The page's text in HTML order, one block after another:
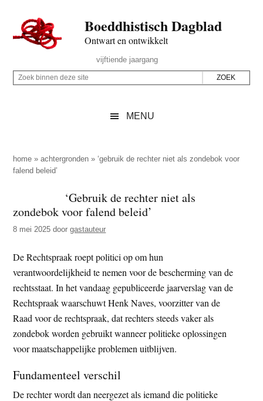
naar
de
inhoud
secondary
naar
de
sidebar
naar
de
Boeddhistisch Dagblad
Ontwart en ontwikkelt
Rechts
vijftiende jaargang
Z
p
d
z
e
i
t
e
Z
i
n
n
d
z
e
s
i
t
e
MENU
home »achtergronden »‘gebruik de rechter niet als zondebok voor
falend beleid’
‘Gebruik de rechter niet als
zondebok voor falend beleid’
8 mei 2025 doorgastauteur
De Rechtspraak roept politici op om hun
verantwoordelijkheid te nemen voor de bescherming van de
rechtsstaat. In het vandaag gepubliceerde jaarverslag van de
Rechtspraak waarschuwt Henk Naves, voorzitter van de
Raad voor de rechtspraak, dat rechters steeds vaker als
zondebok worden gebruikt wanneer politieke oplossingen
voor maatschappelijke problemen uitblijven.
Fundamenteel verschil
De rechter wordt dan neergezet als iemand die politieke